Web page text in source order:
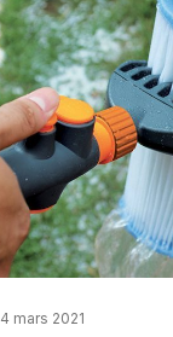
4 mars 2021